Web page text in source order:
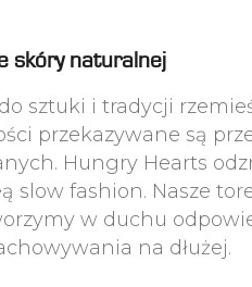
skóry naturalnej
sztuki i tradycji
przekazywane są
Hungry Hearts
fashion. Nasze
w duchu
na dłużej.